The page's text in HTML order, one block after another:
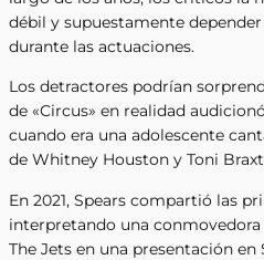
débil y supuestamente
durante las actuaciones.
Los detractores podrían
de «Circus» en realidad
cuando era una adolescente
de Whitney Houston y Toni
En 2021, Spears compartió las
interpretando una conmovedora
The Jets en una presentación